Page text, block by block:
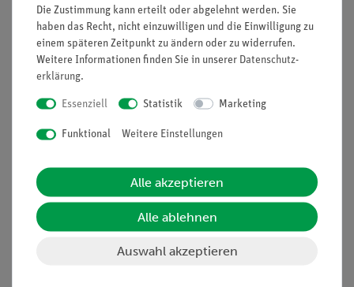
Nach oben
Informationen
Projekte und Lösungen
Presse
Service
Beratung & Showroom
Inventarisierungs- &
Inbetriebnahme & Schulungen
Die Zustimmung kann erteilt oder abgelehnt werden. Sie
haben das Recht, nicht einzuwilligen und die Einwilligung zu
einem späteren Zeitpunkt zu ändern oder zu widerrufen.
Weitere Informationen finden Sie in unserer Daten­schutz­
erklärung.
Essenziell Statistik Marketing
Funktional Weitere Einstellungen
Alle akzeptieren
Alle ablehnen
Auswahl akzeptieren